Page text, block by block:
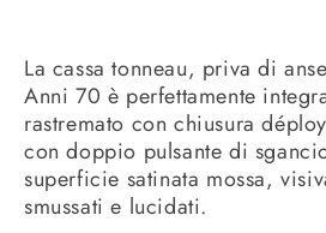
La cassa tonneau, priva di
Anni 70 è perfettamente
rastremato con chiusura
con doppio pulsante di
superficie satinata mossa,
smussati e lucidati.